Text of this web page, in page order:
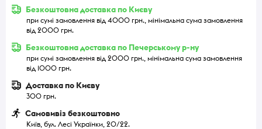
Безкоштовна доставка по Києву
при сумі замовлення від 4000 грн., мінімальна сума замовлення
від 2000 грн.
Безкоштовна доставка по Печерському р-ну
при сумі замовлення від 2000 грн., мінімальна сума замовлення
від 1000 грн.
Доставка по Києву
300 грн.
Самовивіз безкоштовно
Київ, бул. Лесі Українки, 20/22.